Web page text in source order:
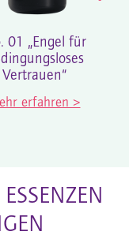
01 „Engel für
Vertrauen“
erfahren >